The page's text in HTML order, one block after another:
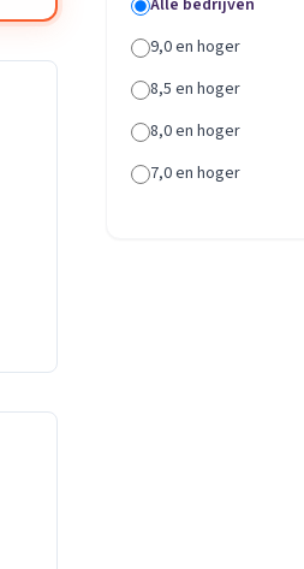
Alle bedrijven
9,0 en hoger
8,5 en hoger
8,0 en hoger
7,0 en hoger